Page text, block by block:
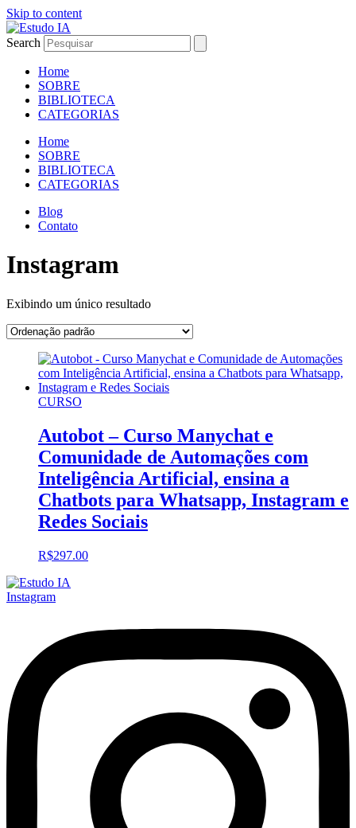
Skip to content
Search
Home
SOBRE
BIBLIOTECA
CATEGORIAS
Home
SOBRE
BIBLIOTECA
CATEGORIAS
Blog
Contato
Instagram
Exibindo um único resultado
CURSO
Autobot – Curso Manychat e
Comunidade de Automações com
Inteligência Artificial, ensina a
Chatbots para Whatsapp, Instagram e
Redes Sociais
R$297.00
Instagram